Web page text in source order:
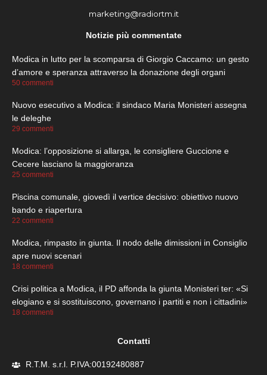
marketing@radiortm.it
Notizie più commentate
Modica in lutto per la scomparsa di Giorgio Caccamo: un gesto
d’amore e speranza attraverso la donazione degli organi
50 commenti
Nuovo esecutivo a Modica: il sindaco Maria Monisteri assegna
le deleghe
29 commenti
Modica: l’opposizione si allarga, le consigliere Guccione e
Cecere lasciano la maggioranza
25 commenti
Piscina comunale, giovedì il vertice decisivo: obiettivo nuovo
bando e riapertura
22 commenti
Modica, rimpasto in giunta. Il nodo delle dimissioni in Consiglio
apre nuovi scenari
18 commenti
Crisi politica a Modica, il PD affonda la giunta Monisteri ter: «Si
elogiano e si sostituiscono, governano i partiti e non i cittadini»
18 commenti
Contatti
R.T.M. s.r.l. P.IVA:00192480887